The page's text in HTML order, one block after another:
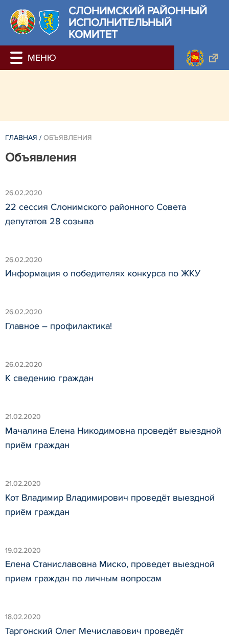
СЛОНИМСКИЙ РАЙОННЫЙ
ИСПОЛНИТЕЛЬНЫЙ
КОМИТЕТ
ГЛАВНАЯ / ОБЪЯВЛЕНИЯ
Объявления
26.02.2020
22 сессия Слонимского районного Совета
депутатов 28 созыва
26.02.2020
Информация о победителях конкурса по ЖКУ
26.02.2020
Главное – профилактика!
26.02.2020
К сведению граждан
21.02.2020
Мачалина Елена Никодимовна проведёт выездной
приём граждан
21.02.2020
Кот Владимир Владимирович проведёт выездной
приём граждан
19.02.2020
Елена Станиславовна Миско, проведет выездной
прием граждан по личным вопросам
18.02.2020
Таргонский Олег Мечиславович проведёт